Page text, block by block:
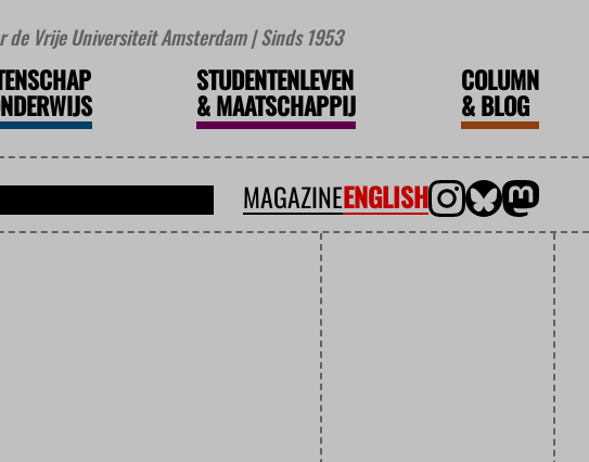
Vrije Universiteit Amsterdam | Sinds 1953
STUDENTENLEVEN
&MAATSCHAPPIJ
COLUMN
&BLOG
MAGAZINEENGLISH